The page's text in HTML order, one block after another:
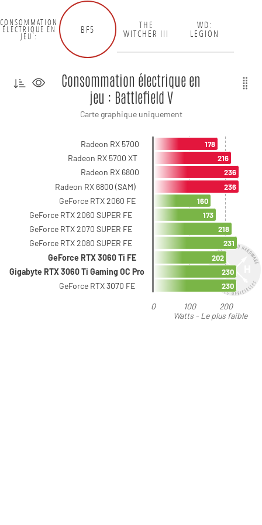
CONSOMMATION
ÉLECTRIQUE EN
JEU :
BF5 THE
WITCHER III
WD:
LEGION
Watts - Le plus faible
Consommation électrique en
jeu : Battlefield V
Carte graphique uniquement
0 100 200
Radeon RX 5700
Radeon RX 5700 XT
Radeon RX 6800
Radeon RX 6800 (SAM)
GeForce RTX 2060 FE
GeForce RTX 2060 SUPER FE
GeForce RTX 2070 SUPER FE
GeForce RTX 2080 SUPER FE
GeForce RTX 3060 Ti FE
Gigabyte RTX 3060 Ti Gaming OC Pro
GeForce RTX 3070 FE
178
216
236
236
160
173
218
231
202
230
230